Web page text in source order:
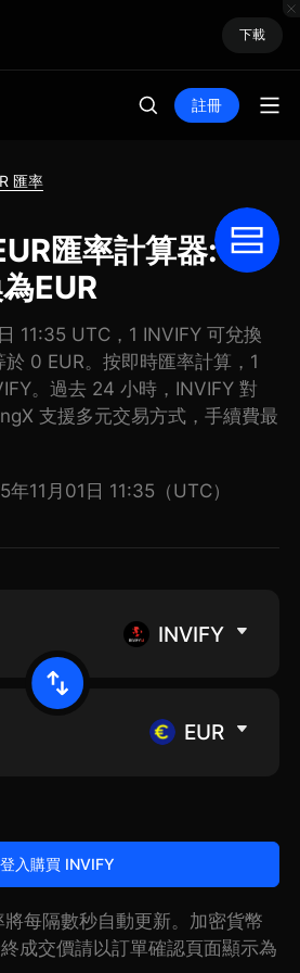
下載
註冊
匯率
匯率計算器: 把
EUR
11:35 UTC，1 INVIFY 可兌換
0 EUR。按即時匯率計算，1
。過去 24 小時，INVIFY 對
支援多元交易方式，手續費最
11月01日 11:35（UTC）
INVIFY
EUR
登入購買 INVIFY
每隔數秒自動更新。加密貨幣
成交價請以訂單確認頁面顯示為